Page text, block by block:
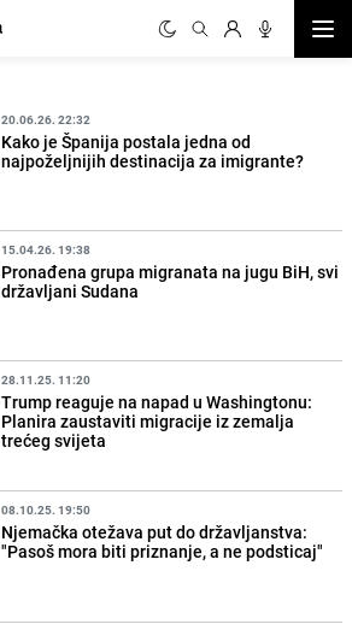
20.06.26. 22:32
Kako je Španija postala jedna od
najpoželjnijih destinacija za imigrante?
15.04.26. 19:38
Pronađena grupa migranata na jugu BiH, svi
državljani Sudana
28.11.25. 11:20
Trump reaguje na napad u Washingtonu:
Planira zaustaviti migracije iz zemalja
trećeg svijeta
08.10.25. 19:50
Njemačka otežava put do državljanstva:
"Pasoš mora biti priznanje, a ne podsticaj"